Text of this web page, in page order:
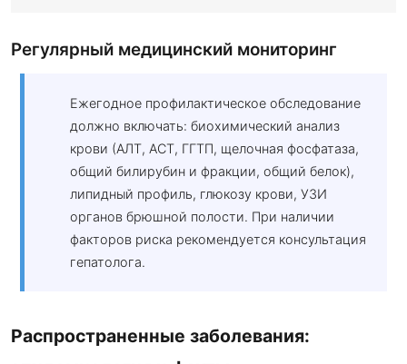
Регулярный медицинский мониторинг
Ежегодное профилактическое обследование
должно включать: биохимический анализ
крови (АЛТ, АСТ, ГГТП, щелочная фосфатаза,
общий билирубин и фракции, общий белок),
липидный профиль, глюкозу крови, УЗИ
органов брюшной полости. При наличии
факторов риска рекомендуется консультация
гепатолога.
Распространенные заболевания: